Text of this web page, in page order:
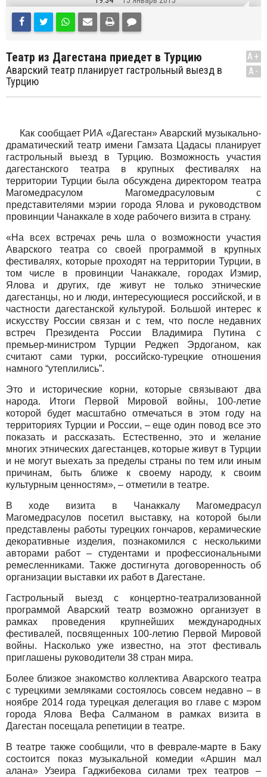
Театр из Дагестана приедет в Турцию
Аварский театр планирует гастрольный выезд в
Турцию
A+
A-
Как сообщает РИА «Дагестан» Аварский музыкально-
драматический театр имени Гамзата Цадасы планирует
гастрольный выезд в Турцию. Возможность участия
дагестанского театра в крупных фестивалях на
территории Турции была обсуждена директором театра
Магомедрасулом Магомедрасуловым с
представителями мэрии города Ялова и руководством
провинции Чанаккале в ходе рабочего визита в страну.
«На всех встречах речь шла о возможности участия
Аварского театра со своей программой в крупных
фестивалях, которые проходят на территории Турции, в
том числе в провинции Чанаккале, городах Измир,
Ялова и других, где живут не только этнические
дагестанцы, но и люди, интересующиеся российской, и в
частности дагестанской культурой. Большой интерес к
искусству России связан и с тем, что после недавних
встреч Президента России Владимира Путина с
премьер-министром Турции Реджеп Эрдоганом, как
считают сами турки, российско-турецкие отношения
намного “утеплились”.
Это и исторические корни, которые связывают два
народа. Итоги Первой Мировой войны, 100-летие
которой будет масштабно отмечаться в этом году на
территориях Турции и России, – еще один повод все это
показать и рассказать. Естественно, это и желание
многих этнических дагестанцев, которые живут в Турции
и не могут выехать за пределы страны по тем или иным
причинам, быть ближе к своему народу, к своим
культурным ценностям», – отметили в театре.
В ходе визита в Чанаккалу Магомедрасул
Магомедрасулов посетил выставку, на которой были
представлены работы турецких гончаров, керамические
декоративные изделия, познакомился с несколькими
авторами работ – студентами и профессиональными
ремесленниками. Также достигнута договоренность об
организации выставки их работ в Дагестане.
Гастрольный выезд с концертно-театрализованной
программой Аварский театр возможно организует в
рамках проведения крупнейших международных
фестивалей, посвященных 100-летию Первой Мировой
войны. Насколько уже известно, на этот фестиваль
приглашены руководители 38 стран мира.
Более близкое знакомство коллектива Аварского театра
с турецкими земляками состоялось совсем недавно – в
ноябре 2014 года турецкая делегация во главе с мэром
города Ялова Вефа Салманом в рамках визита в
Дагестан посещала репетиции в театре.
В театре также сообщили, что в феврале-марте в Баку
состоится показ музыкальной комедии «Аршин мал
алана» Узеира Гаджибекова силами трех театров –